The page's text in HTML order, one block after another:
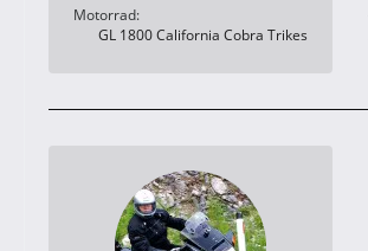
Motorrad
GL 1800 California Cobra Trikes